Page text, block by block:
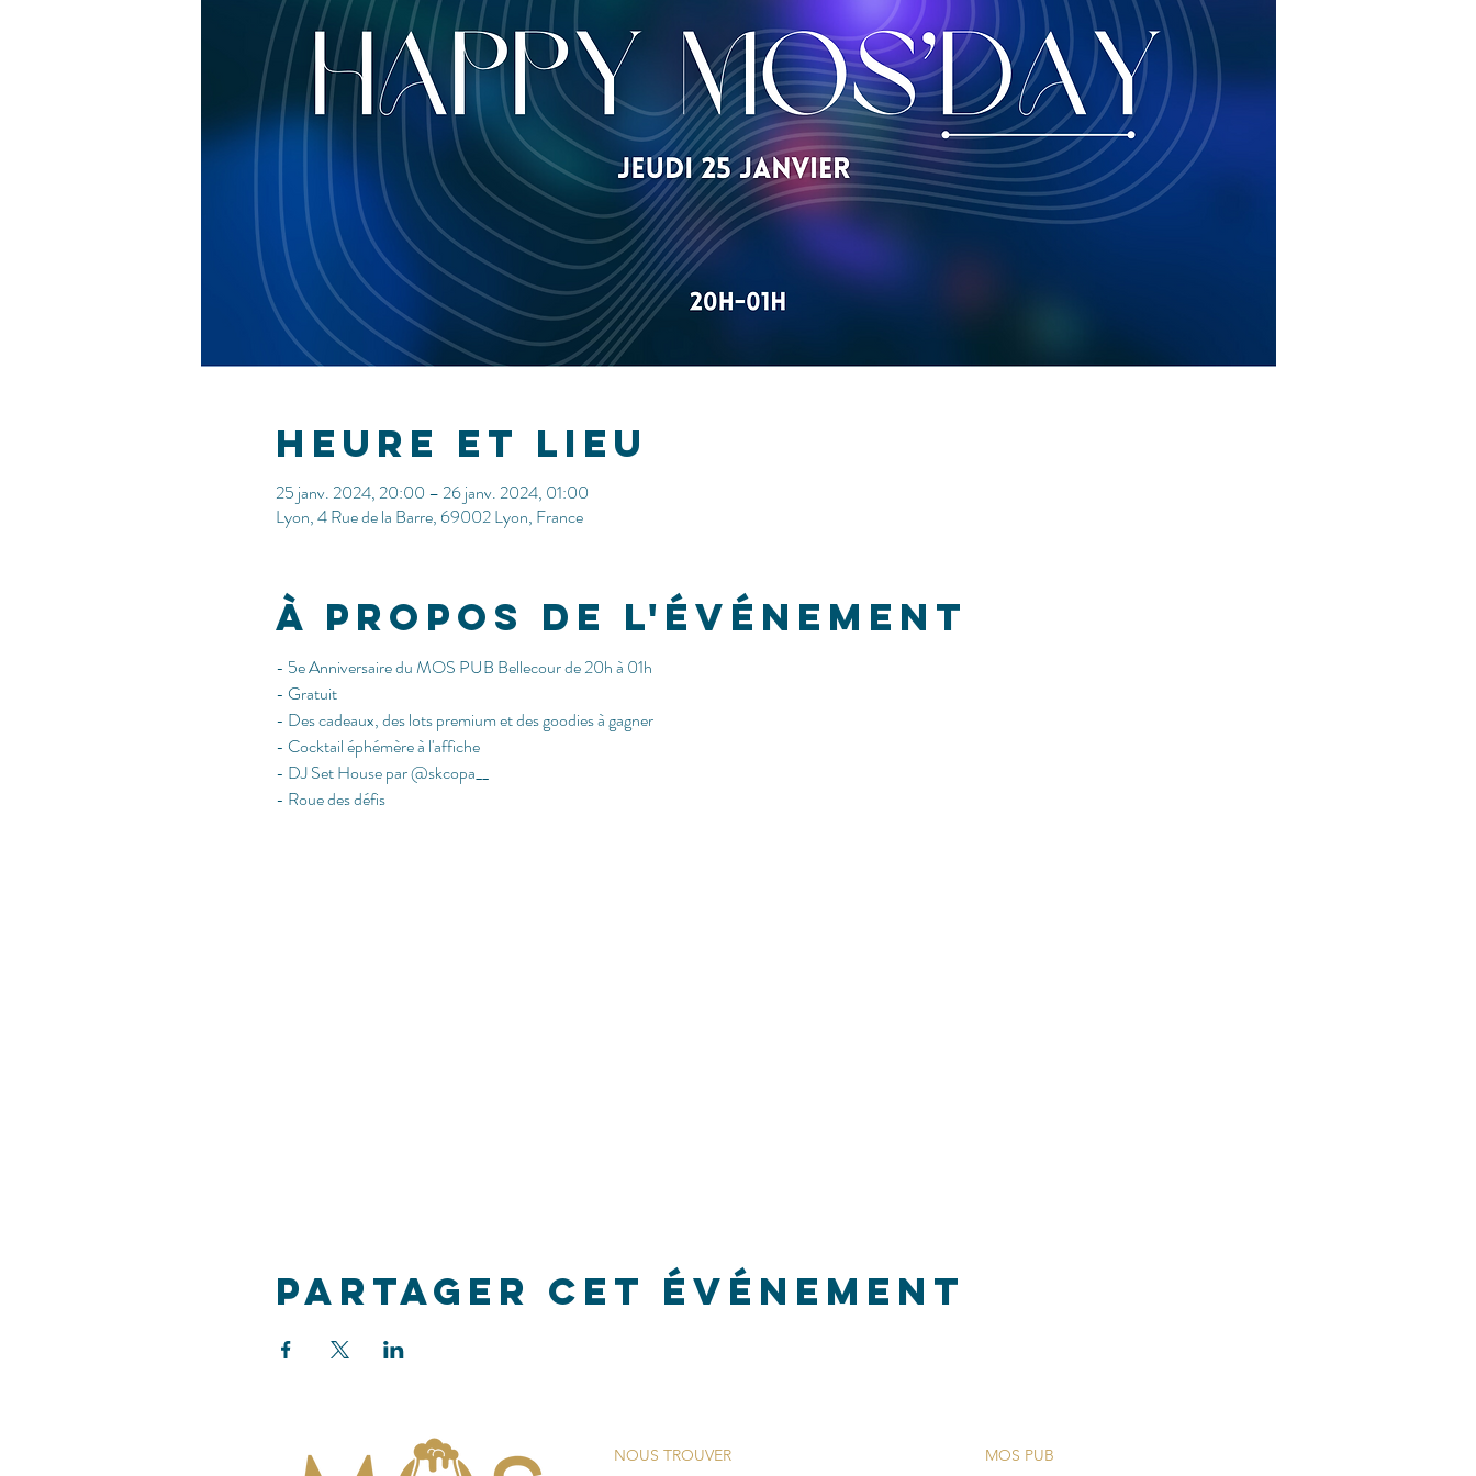
Heure et lieu
25 janv. 2024, 20:00 – 26 janv. 2024, 01:00
Lyon, 4 Rue de la Barre, 69002 Lyon, France
À propos de l'événement
- 5e Anniversaire du MOS PUB Bellecour de 20h à 01h
- Gratuit
- Des cadeaux, des lots premium et des goodies à gagner
- Cocktail éphémère à l'affiche
- DJ Set House par @skcopa__
- Roue des défis
Partager cet événement
NOUS TROUVER MOS PUB